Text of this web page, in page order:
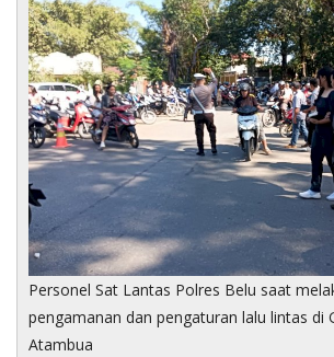
Personel Sat Lantas Polres Belu saat
pengamanan dan pengaturan lalu lintas di
Atambua